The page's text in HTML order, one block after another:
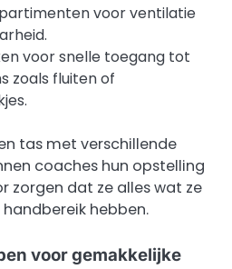
voor ventilatie
voor snelle toegang tot
zoals fluiten of
tas met verschillende
coaches hun opstelling
zorgen dat ze alles wat ze
hebben.
voor gemakkelijke